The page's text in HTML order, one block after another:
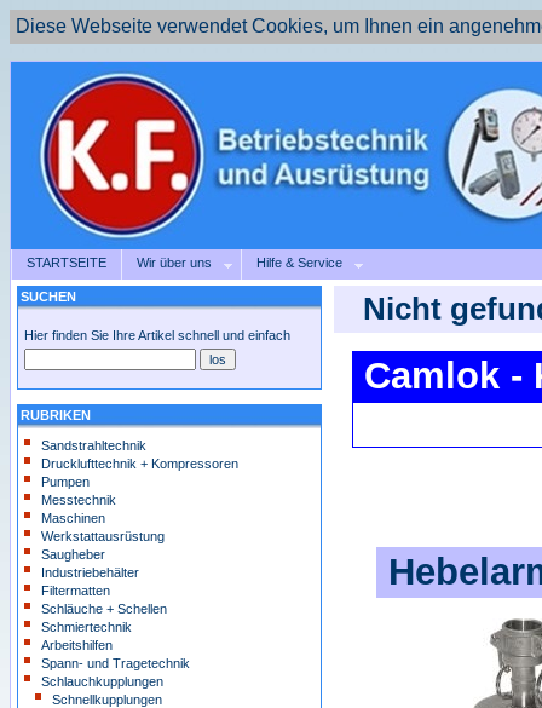
Diese Webseite verwendet Cookies, um Ihnen ein
STARTSEITE Wir über uns Hilfe & Service
SUCHEN
Hier finden Sie Ihre Artikel schnell und einfach
RUBRIKEN
Sandstrahltechnik
Drucklufttechnik + Kompressoren
Pumpen
Messtechnik
Maschinen
Werkstattausrüstung
Saugheber
Industriebehälter
Filtermatten
Schläuche + Schellen
Schmiertechnik
Arbeitshilfen
Spann- und Tragetechnik
Schlauchkupplungen
Schnellkupplungen
Nicht
Camlok -